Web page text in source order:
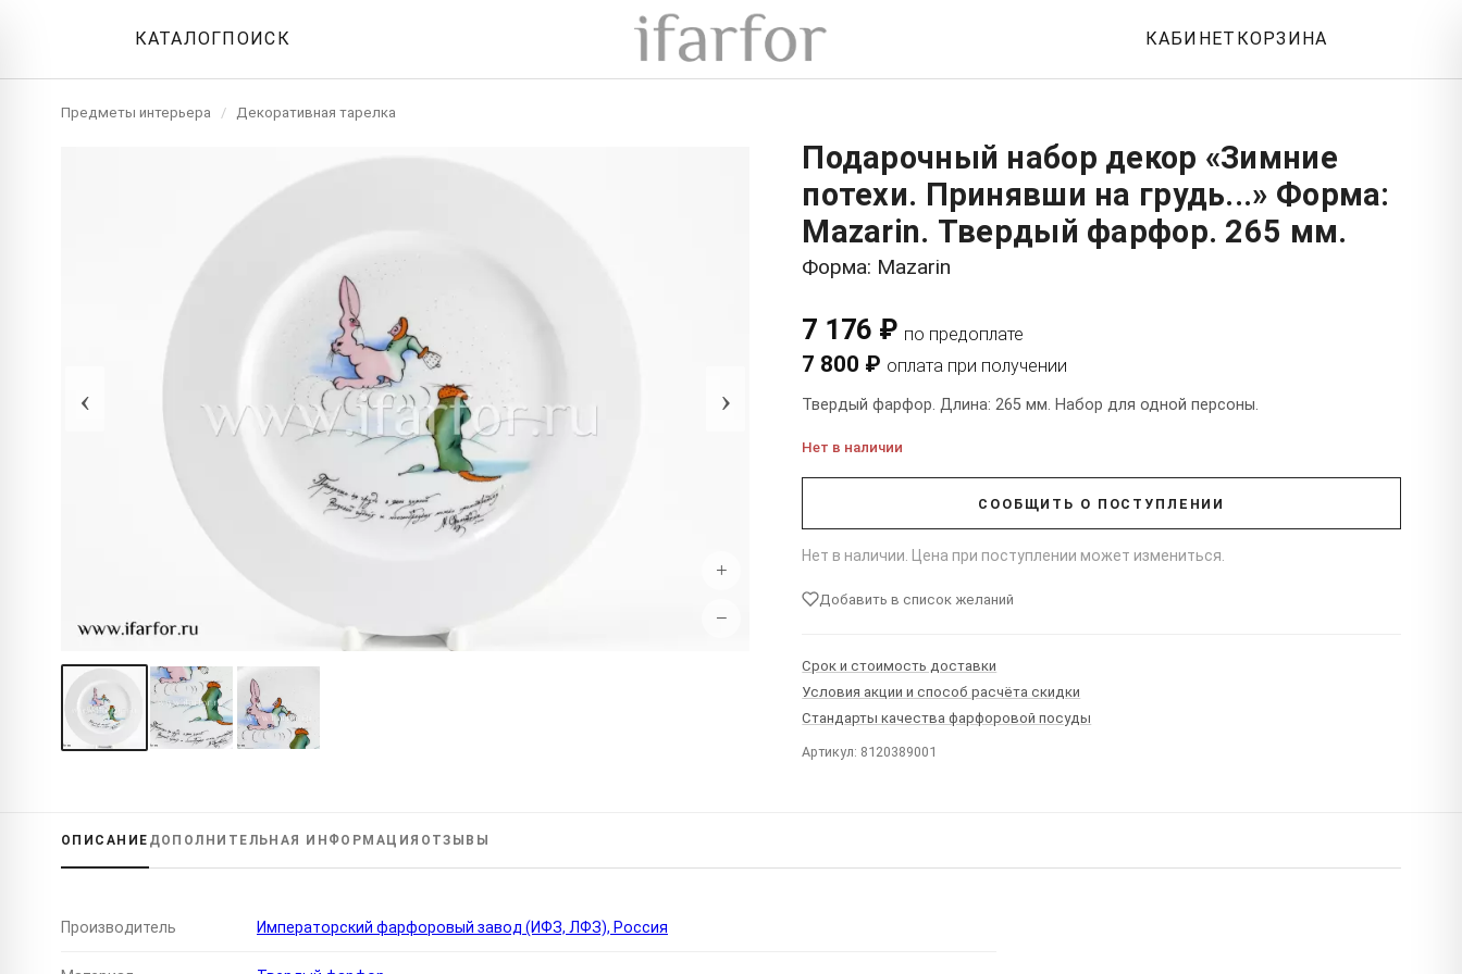
КАТАЛОГПОИСК КАБИНЕТ КОРЗИНА
Предметы интерьера / Декоративная тарелка
‹ ›
+
−
Подарочный набор декор «Зимние
потехи. Принявши на грудь...» Форма:
Mazarin. Твердый фарфор. 265 мм.
Форма: Mazarin
7 176 ₽ по предоплате
7 800 ₽ оплата при получении
Твердый фарфор. Длина: 265 мм. Набор для одной персоны.
Нет в наличии
СООБЩИТЬ О ПОСТУПЛЕНИИ
Нет в наличии. Цена при поступлении может измениться.
Добавить в список желаний
Срок и стоимость доставки
Условия акции и способ расчёта скидки
Стандарты качества фарфоровой посуды
Артикул: 8120389001
ОПИСАНИЕ ДОПОЛНИТЕЛЬНАЯ ИНФОРМАЦИЯ ОТЗЫВЫ
Производитель Императорский фарфоровый завод (ИФЗ, ЛФЗ), Россия